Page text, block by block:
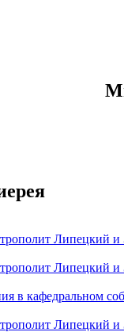
Липецкий и
Липецкий и
в кафедральном
Липецкий и